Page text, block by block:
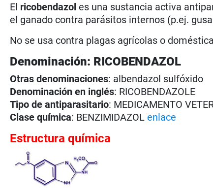
El ricobendazol es una sustancia activa
el ganado contra parásitos internos (p.ej.
No se usa contra plagas agrícolas o
Denominación: RICOBENDAZOL
Otras denominaciones: albendazol sulfóxido
Denominación en inglés: RICOBENDAZOLE
Tipo de antiparasitario: MEDICAMENTO
Clase química: BENZIMIDAZOL enlace
Estructura química